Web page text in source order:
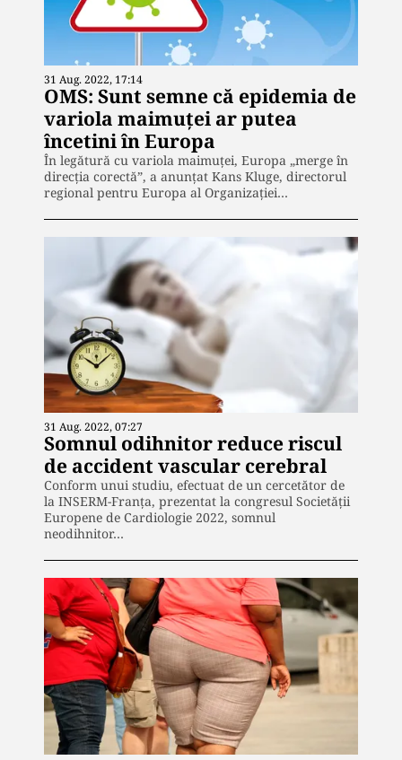
31 Aug. 2022, 17:14
OMS: Sunt semne că epidemia de
variola maimuței ar putea
încetini în Europa
În legătură cu variola maimuței, Europa „merge în
direcţia corectă”, a anunțat Kans Kluge, directorul
regional pentru Europa al Organizației…
31 Aug. 2022, 07:27
Somnul odihnitor reduce riscul
de accident vascular cerebral
Conform unui studiu, efectuat de un cercetător de
la INSERM-Franța, prezentat la congresul Societății
Europene de Cardiologie 2022, somnul
neodihnitor…